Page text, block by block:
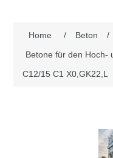
Home / Beton
/
Betone für den Hoch-
C12/15 C1 X0,GK22,L